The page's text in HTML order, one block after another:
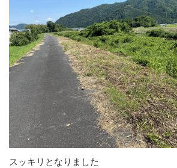
スッキリとなりました